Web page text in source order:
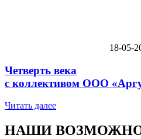
18-05-
Четверть века
с коллективом ООО
Читать далее
НАШИ